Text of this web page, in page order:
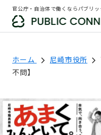
官公庁・自治体で働くならパブリッ
ホーム 尼崎市役所
不問】